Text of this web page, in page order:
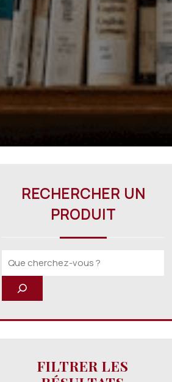
RECHERCHER UN
PRODUIT
FILTRER LES